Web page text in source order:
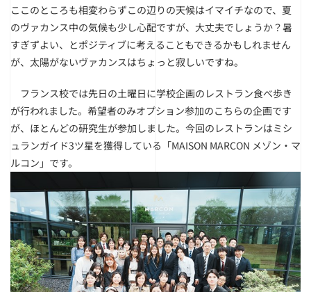
ここのところも相変わらずこの辺りの天候はイマイチなので、夏
のヴァカンス中の気候も少し心配ですが、大丈夫でしょうか？暑
すぎずよい、とポジティブに考えることもできるかもしれません
が、太陽がないヴァカンスはちょっと寂しいですね。
フランス校では先日の土曜日に学校企画のレストラン食べ歩き
が行われました。希望者のみオプション参加のこちらの企画です
が、ほとんどの研究生が参加しました。今回のレストランはミシ
ュランガイド3ツ星を獲得している「MAISON MARCON メゾン・マ
ルコン」です。